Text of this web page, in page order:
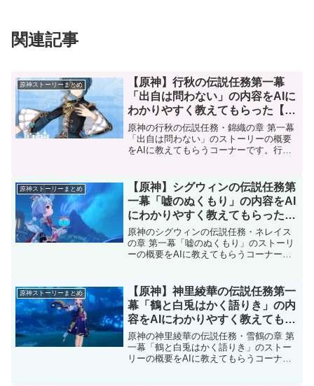
関連記事
原神ストーリーまとめ
【原神】行秋の伝説任務第一幕
「出自は問わない」の内容をAIに
わかりやすく教えてもらった【ス
トーリー解説】
原神の行秋の伝説任務・錦織の章 第一幕
「出自は問わない」のストーリーの概要
をAIに教えてもらうコーナーです。行秋
で、ストーリーへの理解が深まります。
AIがまとめた概要主人...
原神ストーリーまとめ
【原神】シグウィンの伝説任務第
一幕「嘘のぬくもり」の内容をAI
にわかりやすく教えてもらった
【ストーリー解説】
原神のシグウィンの伝説任務・ネレイス
の章 第一幕「嘘のぬくもり」のストーリ
ーの概要をAIに教えてもらうコーナーで
めを読むことで、ストーリーへの理解が
深まります。AIがま...
原神ストーリーまとめ
【原神】神里綾華の伝説任務第一
幕「鶴と白兎はかく語りき」の内
容をAIにわかりやすく教えてもら
った【ストーリー解説】
原神の神里綾華の伝説任務・雪鶴の章 第
一幕「鶴と白兎はかく語りき」のストー
リーの概要をAIに教えてもらうコーナー